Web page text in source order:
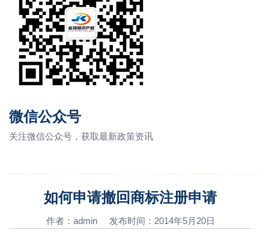
微信公众号
关注微信公众号，获取最新政策资讯
如何申请撤回商标注册申请
作者：admin 发布时间：2014年5月20日